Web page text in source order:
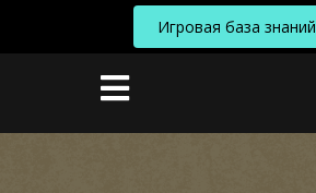
Игровая база знаний
Кнопка
Открыть